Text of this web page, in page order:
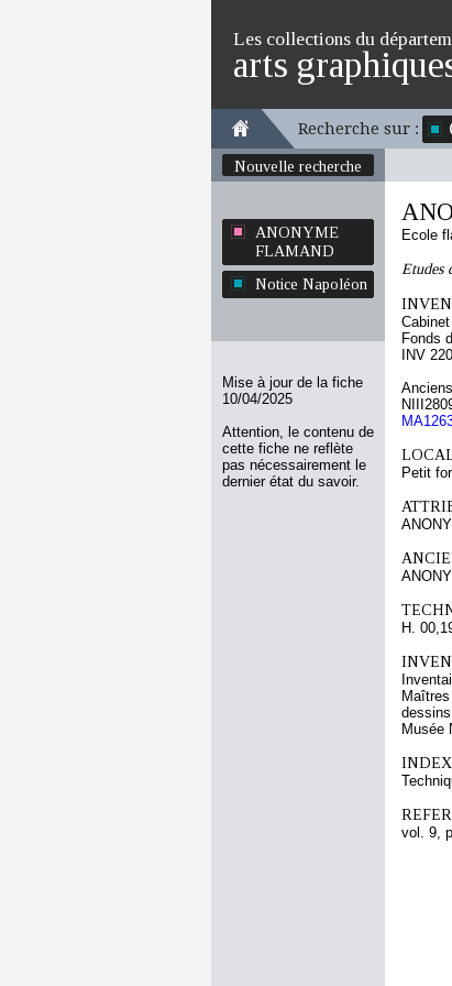
Les collections du
arts
Recherche sur :
Nouvelle recherche
ANONYME
FLAMAND
Notice Napoléon
Mise à jour de la fiche
10/04/2025
Attention, le contenu de
cette fiche ne reflète
pas nécessairement le
dernier état du savoir.
Ecole
Etudes
Fonds
INV
Petit
H.
Musée
vol. 9,